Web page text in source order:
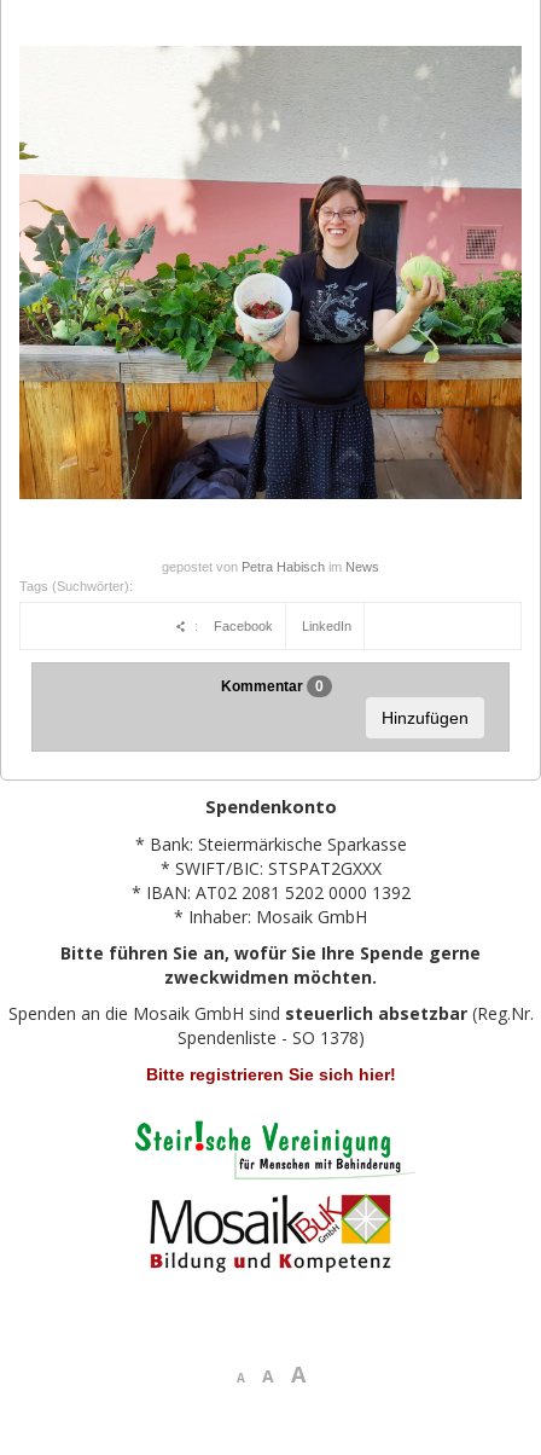
gepostet von Petra Habisch im News
Tags (Suchwörter):
: Facebook LinkedIn
Kommentar 0
Hinzufügen
Spendenkonto
* Bank: Steiermärkische Sparkasse
* SWIFT/BIC: STSPAT2GXXX
* IBAN: AT02 2081 5202 0000 1392
* Inhaber: Mosaik GmbH
Bitte führen Sie an, wofür Sie Ihre Spende gerne
zweckwidmen möchten.
Spenden an die Mosaik GmbH sind steuerlich absetzbar(Reg.Nr.
Spendenliste - SO 1378)
Bitte registrieren Sie sich hier!
A A A